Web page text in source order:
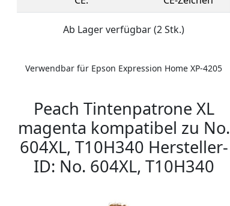
Ab Lager verfügbar (2 Stk.)
Verwendbar für Epson Expression Home XP-4205
Peach Tintenpatrone XL
magenta kompatibel zu No.
604XL, T10H340 Hersteller-
ID: No. 604XL, T10H340